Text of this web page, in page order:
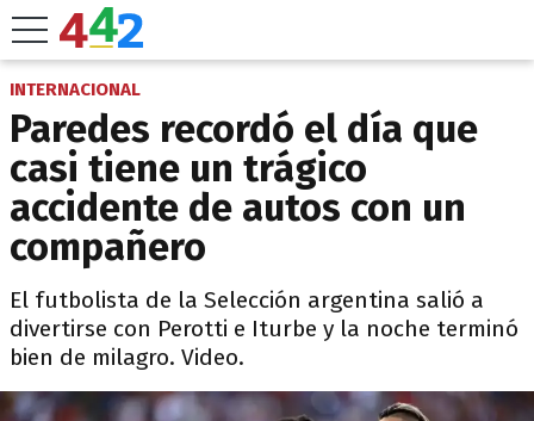
INTERNACIONAL
Paredes recordó el día que
casi tiene un trágico
accidente de autos con un
compañero
El futbolista de la Selección argentina salió a
divertirse con Perotti e Iturbe y la noche terminó
bien de milagro. Video.